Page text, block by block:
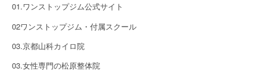
01.ワンストップジム公式サイト
02ワンストップジム・付属スクール
03.京都山科カイロ院
03.女性専門の松原整体院